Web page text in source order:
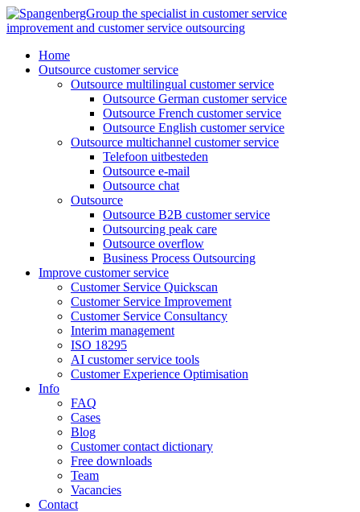
Skip
to
Home
Outsource customer service
Outsource multilingual customer service
Outsource German customer service
Outsource French customer service
Outsource English customer service
Outsource multichannel customer service
Telefoon uitbesteden
Outsource e-mail
Outsource chat
Outsource
Outsource B2B customer service
Outsourcing peak care
Outsource overflow
Business Process Outsourcing
Improve customer service
Customer Service Quickscan
Customer Service Improvement
Customer Service Consultancy
Interim management
ISO 18295
AI customer service tools
Customer Experience Optimisation
Info
FAQ
Cases
Blog
Customer contact dictionary
Free downloads
Team
Vacancies
Contact